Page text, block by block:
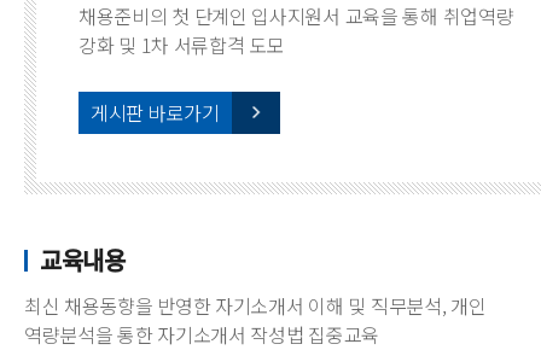
채용준비의 첫 단계인 입사지원서 교육을 통해 취업역량
강화 및 1차 서류합격 도모
게시판 바로가기
교육내용
최신 채용동향을 반영한 자기소개서 이해 및 직무분석, 개인
역량분석을 통한 자기소개서 작성법 집중교육